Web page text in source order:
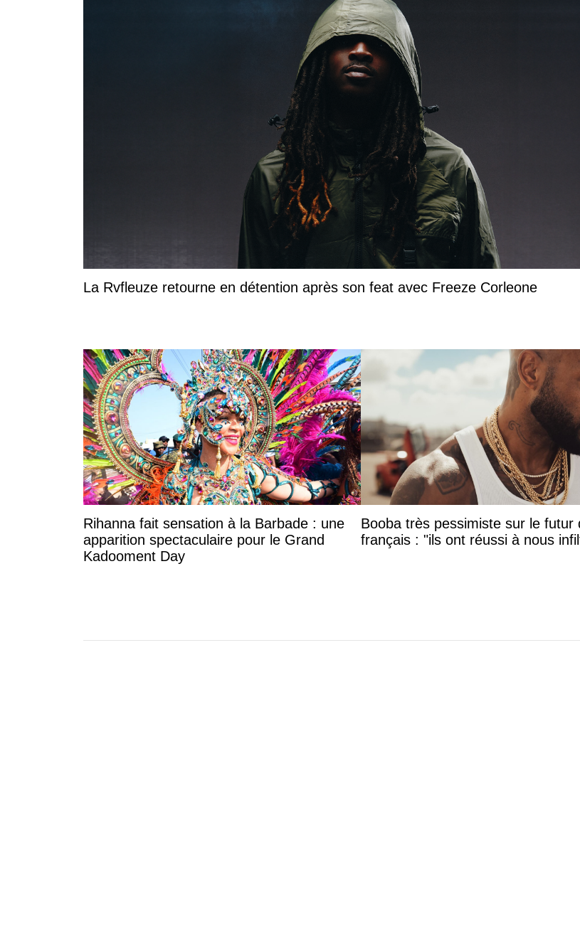
La Rvfleuze retourne en détention après son feat avec Freeze Corleone
Rihanna fait sensation à la Barbade : une
apparition spectaculaire pour le Grand
Kadooment Day
Booba très pessimiste sur le futur
français : "ils ont réussi à nous